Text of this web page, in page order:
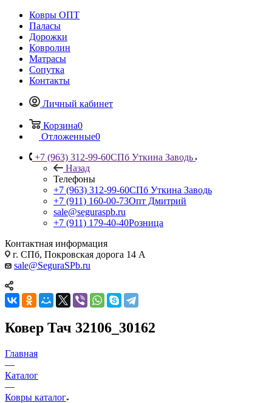
Ковры ОПТ
Паласы
Дорожки
Ковролин
Матрасы
Сопутка
Контакты
Личный кабинет
Корзина0
Отложенные0
+7 (963) 312-99-60СПб Уткина Заводь
Назад
Телефоны
+7 (963) 312-99-60СПб Уткина Заводь
+7 (911) 160-00-73Опт Дмитрий
sale@seguraspb.ru
+7 (911) 179-40-40Розница
Контактная информация
г. СПб, Покровская дорога 14 А
sale@SeguraSPb.ru
Ковер Тач 32106_30162
Главная
—
Каталог
—
Ковры каталог